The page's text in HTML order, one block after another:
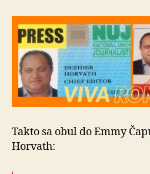
Takto sa obul do Emmy
Horvath: